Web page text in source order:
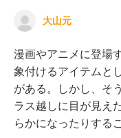
大山元
漫画やアニメに登場
象付けるアイテムと
がある。しかし、そ
ラス越しに目が見え
らかになったりする